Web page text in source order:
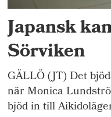
Japansk
Sörviken
GÄLLÖ (JT) Det
när Monica
bjöd in till